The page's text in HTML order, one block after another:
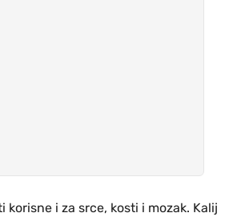
korisne i za srce, kosti i mozak. Kalij